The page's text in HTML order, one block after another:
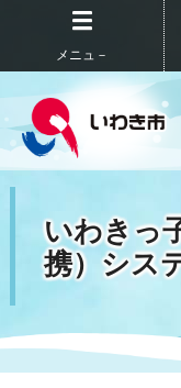
メニュ－
いわきっ
携）シス